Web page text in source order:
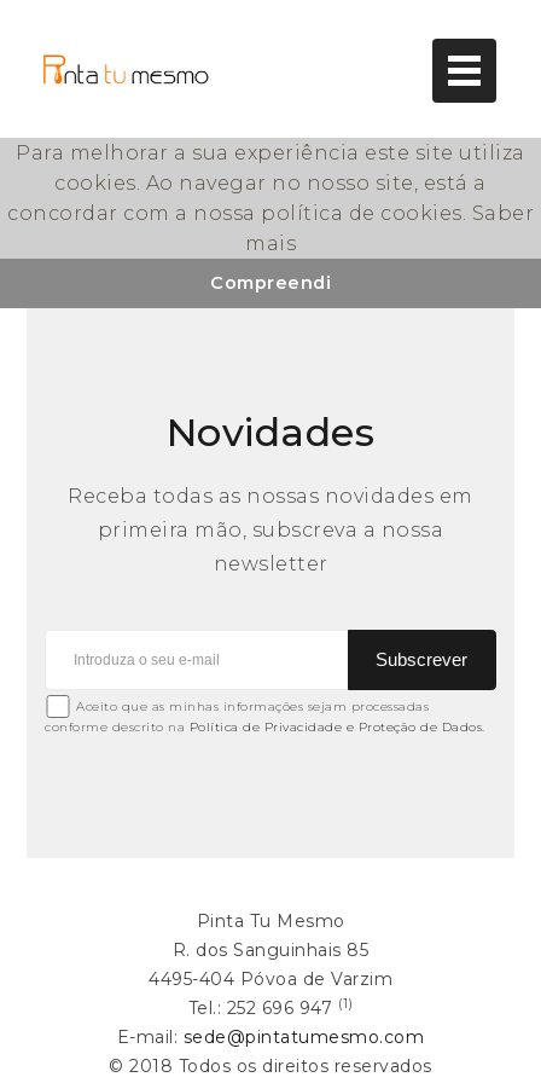
Para melhorar a sua experiência este site utiliza
cookies. Ao navegar no nosso site, está a
concordar com a nossa política de cookies. Saber
mais
Compreendi
Pinta tu Mesmo
Novidades
Receba todas as nossas novidades em
primeira mão, subscreva a nossa
newsletter
Subscrever
Aceito que as minhas informações sejam processadas
conforme descrito na Política de Privacidade e Proteção de Dados.
Pinta Tu Mesmo
R. dos Sanguinhais 85
4495-404 Póvoa de Varzim
Tel.: 252 696 947 (1)
E-mail: sede@pintatumesmo.com
© 2018 Todos os direitos reservados